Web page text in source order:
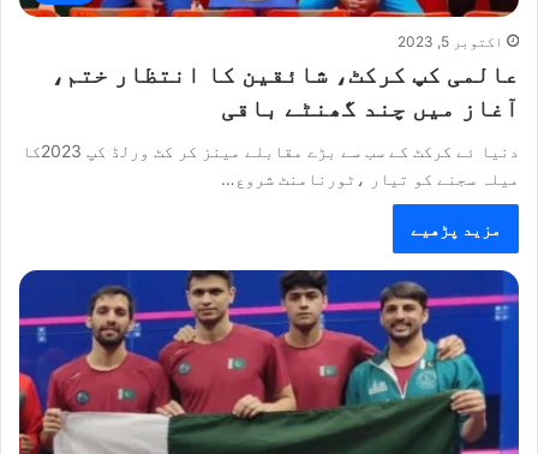
اکتوبر 5, 2023
عالمی کپ کرکٹ، شائقین کا انتظار ختم،
آغاز میں چند گھنٹے باقی
دنیا ئے کرکٹ کے سب سے بڑے مقابلے مینز کر کٹ ورلڈ کپ 2023کا
میلہ سجنے کو تیار ،ٹورنامنٹ شروع…
مزید پڑھیے